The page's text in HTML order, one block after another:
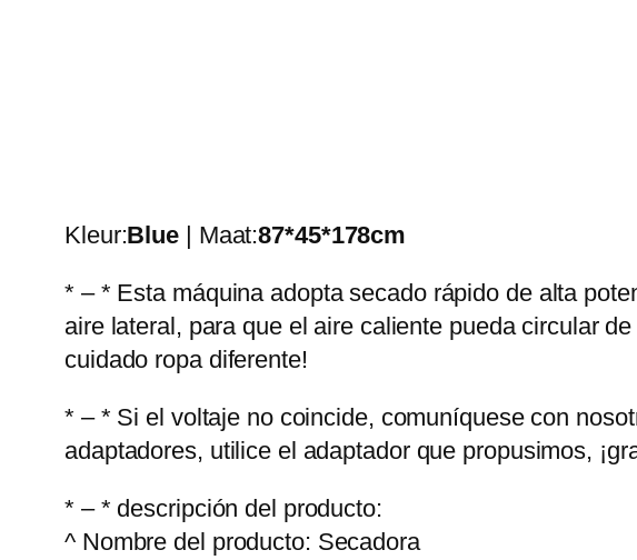
Kleur:Blue | Maat:87*45*178cm
* – * Esta máquina adopta secado rápido de alta
aire lateral, para que el aire caliente pueda circular
cuidado ropa diferente!
* – * Si el voltaje no coincide, comuníquese con
adaptadores, utilice el adaptador que propusimos,
* – * descripción del producto:
^ Nombre del producto: Secadora